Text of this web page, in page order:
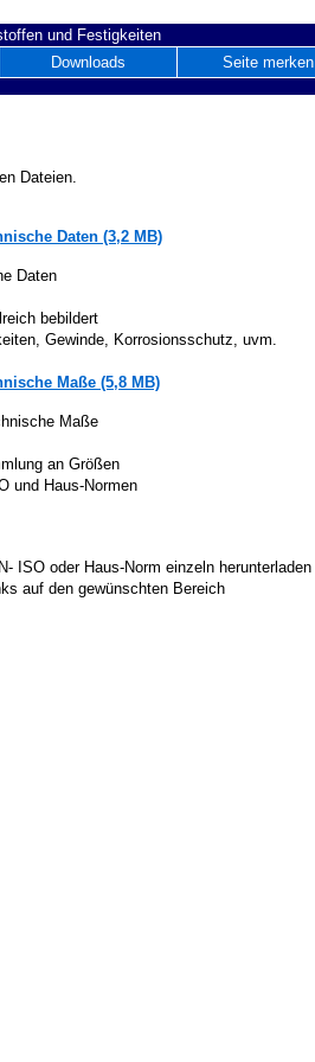
und Festigkeiten
Downloads Seite merken
Dateien.
Daten (3,2 MB)
Daten
bebildert
Gewinde, Korrosionsschutz, uvm.
Maße (5,8 MB)
Maße
an Größen
und Haus-Normen
ISO oder Haus-Norm einzeln herunterladen
auf den gewünschten Bereich